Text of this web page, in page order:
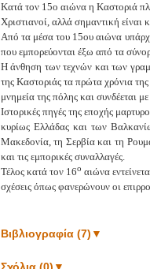
Κατά τον 15ο αιώνα η Καστοριά
Χριστιανοί, αλλά σημαντική
Από τα μέσα του 15ου αιώνα
που εμπορεύονται έξω από τα
Η άνθηση των τεχνών και των
της Καστοριάς τα πρώτα χρόνια
μνημεία της πόλης και συνδέεται
Ιστορικές πηγές της εποχής
κυρίως Ελλάδας και των
Μακεδονία, τη Σερβία και τη
και τις εμπορικές συναλλαγές.
Τέλος κατά τον 16ο αιώνα
σχέσεις όπως φανερώνουν οι
Βιβλιογραφία (7) ▼